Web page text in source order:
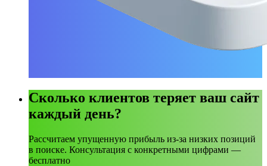
Сколько клиентов теряет ваш сайт
каждый день?
Рассчитаем упущенную прибыль из-за низких позиций
в поиске. Консультация с конкретными цифрами —
бесплатно